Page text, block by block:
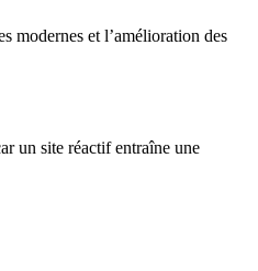
modernes et l’amélioration des
un site réactif entraîne une